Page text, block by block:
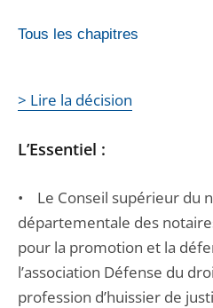
Tous les chapitres
> Lire la décision
L’Essentiel :
• Le Conseil supérieur du
départementale des
pour la promotion et la
l’association Défense du
profession d’huissier de